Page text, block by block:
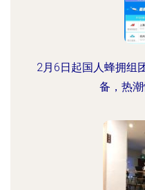
2月6日起国人蜂拥组
备，热